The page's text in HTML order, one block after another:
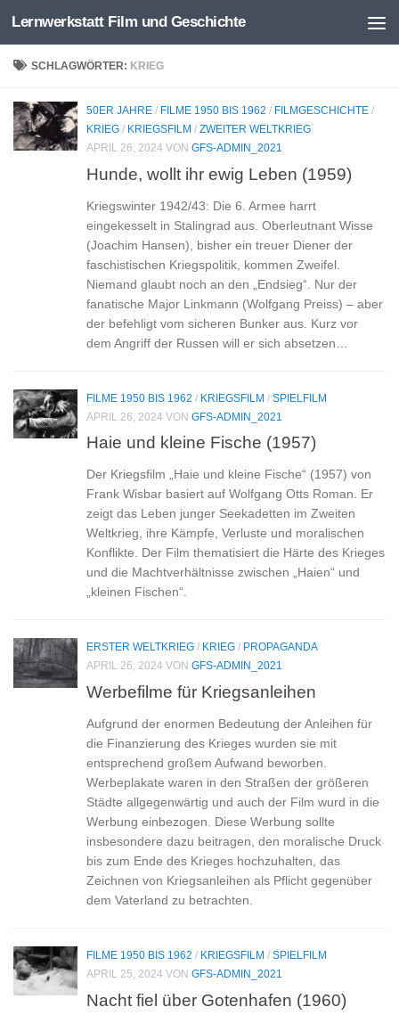
Zum Inhalt springen
Lernwerkstatt Film und Geschichte
SCHLAGWÖRTER: KRIEG
50ER JAHRE / FILME 1950 BIS 1962 / FILMGESCHICHTE /
KRIEG / KRIEGSFILM / ZWEITER WELTKRIEG
APRIL 26, 2024 VON GFS-ADMIN_2021
Hunde, wollt ihr ewig Leben (1959)
Kriegswinter 1942/43: Die 6. Armee harrt
eingekesselt in Stalingrad aus. Oberleutnant Wisse
(Joachim Hansen), bisher ein treuer Diener der
faschistischen Kriegspolitik, kommen Zweifel.
Niemand glaubt noch an den „Endsieg“. Nur der
fanatische Major Linkmann (Wolfgang Preiss) – aber
der befehligt vom sicheren Bunker aus. Kurz vor
dem Angriff der Russen will er sich absetzen…
FILME 1950 BIS 1962 / KRIEGSFILM / SPIELFILM
APRIL 26, 2024 VON GFS-ADMIN_2021
Haie und kleine Fische (1957)
Der Kriegsfilm „Haie und kleine Fische“ (1957) von
Frank Wisbar basiert auf Wolfgang Otts Roman. Er
zeigt das Leben junger Seekadetten im Zweiten
Weltkrieg, ihre Kämpfe, Verluste und moralischen
Konflikte. Der Film thematisiert die Härte des Krieges
und die Machtverhältnisse zwischen „Haien“ und
„kleinen Fischen“.
ERSTER WELTKRIEG / KRIEG / PROPAGANDA
APRIL 26, 2024 VON GFS-ADMIN_2021
Werbefilme für Kriegsanleihen
Aufgrund der enormen Bedeutung der Anleihen für
die Finanzierung des Krieges wurden sie mit
entsprechend großem Aufwand beworben.
Werbeplakate waren in den Straßen der größeren
Städte allgegenwärtig und auch der Film wurd in die
Werbung einbezogen. Diese Werbung sollte
insbesondere dazu beitragen, den moralische Druck
bis zum Ende des Krieges hochzuhalten, das
Zeichnen von Kriegsanleihen als Pflicht gegenüber
dem Vaterland zu betrachten.
FILME 1950 BIS 1962 / KRIEGSFILM / SPIELFILM
APRIL 25, 2024 VON GFS-ADMIN_2021
Nacht fiel über Gotenhafen (1960)